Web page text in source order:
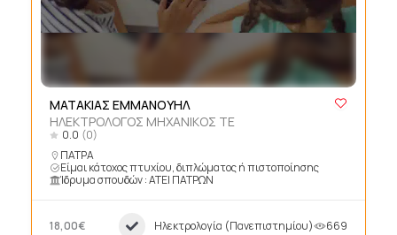
ΜΑΤΑΚΙΑΣ ΕΜΜΑΝΟΥΗΛ
ΗΛΕΚΤΡΟΛΟΓΟΣ ΜΗΧΑΝΙΚΟΣ ΤΕ
0.0 (0)
ΠΑΤΡΑ
Είμαι κάτοχος πτυχίου, διπλώματος ή πιστοποίησης
Ίδρυμα σπουδών : ΑΤΕΙ ΠΑΤΡΩΝ
18,00€ Ηλεκτρολογία (Πανεπιστημίου) 669